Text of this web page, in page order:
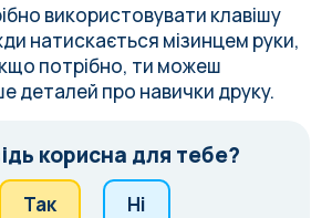
використовувати клавішу
натискається мізинцем руки,
потрібно, ти можеш
деталей про навички друку.
корисна для тебе?
Так Ні